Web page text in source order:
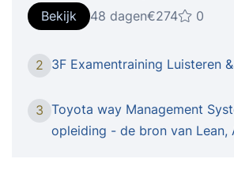
cursus Rekenvaardigheid 3F krijg
Haal het officiële staatsexamen
examentraining Beter leren
je bent volledig voorbereid op
staatsexamen op HAVO-niveau.
Bekijk 48 dagen€274 0
2 3F Examentraining Luisteren
3 Toyota way Management
opleiding - de bron van Lean,